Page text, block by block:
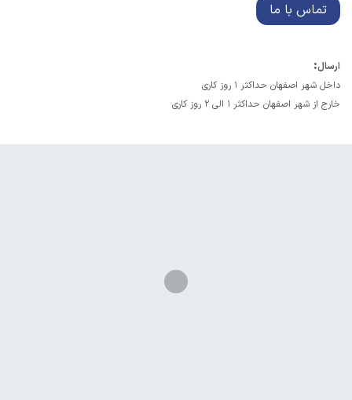
تماس با ما
ارسال:
داخل شهر اصفهان حداکثر 1 روز کاری
خارج از شهر اصفهان حداکثر 1 الی 2 روز کاری